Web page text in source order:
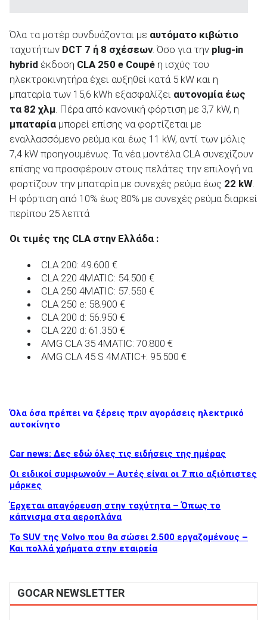
Όλα τα μοτέρ συνδυάζονται με αυτόματο κιβώτιο
ταχυτήτων DCT 7 ή 8 σχέσεων. Όσο για την plug-in
hybrid έκδοση CLA 250 e Coupé η ισχύς του
ηλεκτροκινητήρα έχει αυξηθεί κατά 5 kW και η
μπαταρία των 15,6 kWh εξασφαλίζει αυτονομία έως
τα 82 χλμ . Πέρα από κανονική φόρτιση με 3,7 kW, η
μπαταρία μπορεί επίσης να φορτίζεται με
εναλλασσόμενο ρεύμα και έως 11 kW, αντί των μόλις
7,4 kW προηγουμένως. Τα νέα μοντέλα CLA συνεχίζουν
επίσης να προσφέρουν στους πελάτες την επιλογή να
φορτίζουν την μπαταρία με συνεχές ρεύμα έως 22 kW
Η φόρτιση από 10% έως 80% με συνεχές ρεύμα διαρκεί
περίπου 25 λεπτά
Οι τιμές της CLA στην Ελλάδα :
CLA 200: 49.600 €
CLA 220 4MATIC: 54.500 €
CLA 250 4MATIC: 57.550 €
CLA 250 e: 58.900 €
CLA 200 d: 56.950 €
CLA 220 d: 61.350 €
AMG CLA 35 4MATIC: 70.800 €
AMG CLA 45 S 4MATIC+: 95.500 €
Όλα όσα πρέπει να ξέρεις πριν αγοράσεις ηλεκτρικό
αυτοκίνητο
Car news: Δες εδώ όλες τις ειδήσεις της ημέρας
Οι ειδικοί συμφωνούν – Αυτές είναι οι 7 πιο αξιόπιστες
μάρκες
Έρχεται απαγόρευση στην ταχύτητα – Όπως το
κάπνισμα στα αεροπλάνα
To SUV της Volvo που θα σώσει 2.500 εργαζομένους –
Και πολλά χρήματα στην εταιρεία
GOCAR NEWSLETTER